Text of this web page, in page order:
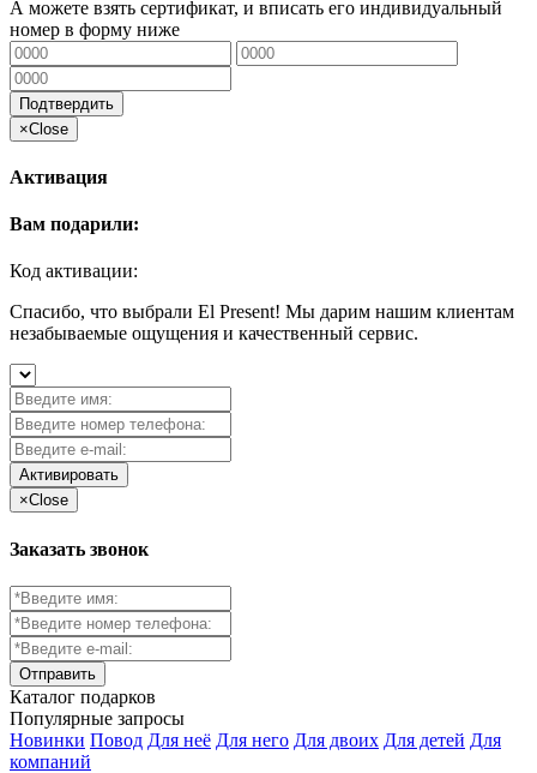
А можете взять сертификат, и вписать его индивидуальный
номер в форму ниже
Подтвердить
×Close
Активация
Вам подарили:
Код активации:
Спасибо, что выбрали El Present! Мы дарим нашим клиентам
незабываемые ощущения и качественный сервис.
Активировать
×Close
Заказать звонок
Каталог подарков
Популярные запросы
Новинки Повод Для неё Для него Для двоих Для детей Для
компаний